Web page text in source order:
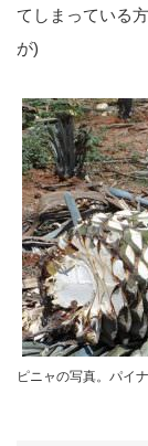
てしまっている
が)
ピニャの写真。パイ